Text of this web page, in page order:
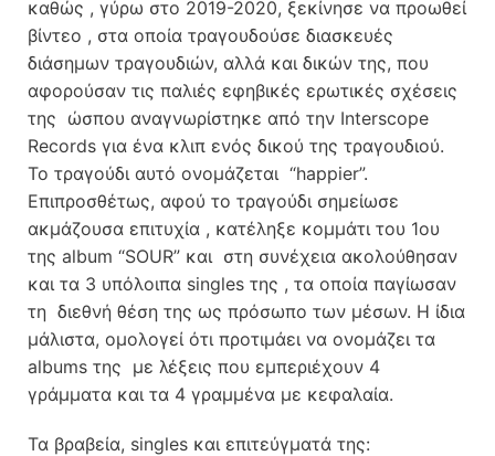
καθώς , γύρω στο 2019-2020, ξεκίνησε να προωθεί
βίντεο , στα οποία τραγουδούσε διασκευές
διάσημων τραγουδιών, αλλά και δικών της, που
αφορούσαν τις παλιές εφηβικές ερωτικές σχέσεις
της ώσπου αναγνωρίστηκε από την Interscope
Records για ένα κλιπ ενός δικού της τραγουδιού.
Το τραγούδι αυτό ονομάζεται “happier”.
Επιπροσθέτως, αφού το τραγούδι σημείωσε
ακμάζουσα επιτυχία , κατέληξε κομμάτι του 1ου
της album “SOUR” και στη συνέχεια ακολούθησαν
και τα 3 υπόλοιπα singles της , τα οποία παγίωσαν
τη διεθνή θέση της ως πρόσωπο των μέσων. Η ίδια
μάλιστα, ομολογεί ότι προτιμάει να ονομάζει τα
albums της με λέξεις που εμπεριέχουν 4
γράμματα και τα 4 γραμμένα με κεφαλαία.
Τα βραβεία, singles και επιτεύγματά της: